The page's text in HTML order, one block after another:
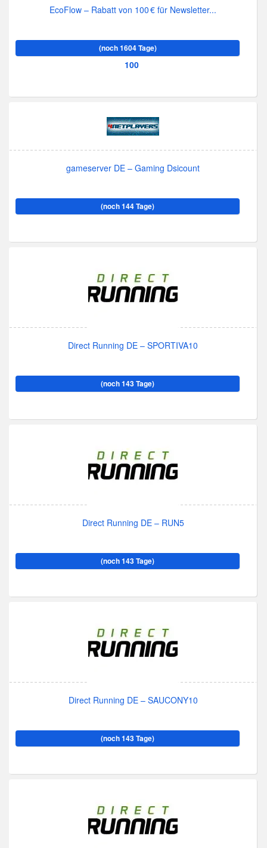
EcoFlow – Rabatt von 100 € für Newsletter...
(noch 1604 Tage)
100
gameserver DE – Gaming Dsicount
(noch 144 Tage)
Direct Running DE – SPORTIVA10
(noch 143 Tage)
Direct Running DE – RUN5
(noch 143 Tage)
Direct Running DE – SAUCONY10
(noch 143 Tage)